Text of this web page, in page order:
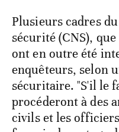
Plusieurs cadres
sécurité (CNS),
ont en outre été
enquêteurs, selon
sécuritaire. "S'il le
procéderont à des
civils et les